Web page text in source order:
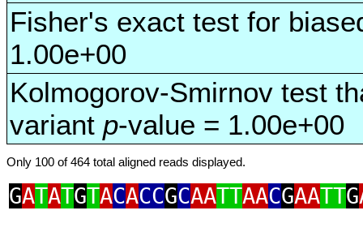
Fisher's exact test for
1.00e+00
Kolmogorov-Smirnov test
variant p-value = 1.00e+00
Only 100 of 464 total aligned reads displayed.
GATATGTACACCGCAATTAACGAATTG